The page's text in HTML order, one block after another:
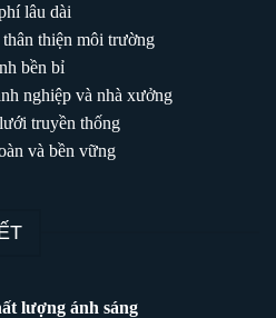
lâu dài
thiện môi trường
bền bỉ
nghiệp và nhà xưởng
truyền thống
và bền vững
lượng ánh sáng